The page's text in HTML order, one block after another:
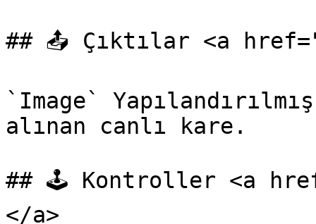
## 📤 Çıktılar <a
`Image`
alınan canlı kare.
## 🕹️ Kontroller <a
</a>